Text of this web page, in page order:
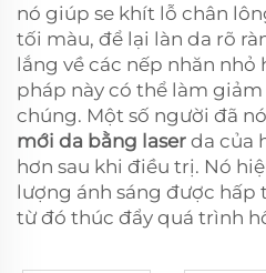
nó giúp se khít lỗ chân
tối màu, để lại làn da rõ
lắng về các nếp nhăn nhỏ
pháp này có thể làm giảm
chúng. Một số người đã
mới da bằng laser da của
hơn sau khi điều trị. Nó
lượng ánh sáng được hấp
từ đó thúc đẩy quá trình